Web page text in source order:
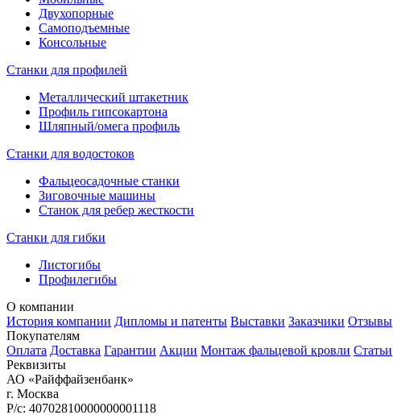
Двухопорные
Самоподъемные
Консольные
Станки для профилей
Металлический штакетник
Профиль гипсокартона
Шляпный/омега профиль
Станки для водостоков
Фальцеосадочные станки
Зиговочные машины
Станок для ребер жесткости
Станки для гибки
Листогибы
Профилегибы
О компании
История компании Дипломы и патенты Выставки Заказчики Отзывы
Покупателям
Оплата Доставка Гарантии Акции Монтаж фальцевой кровли Статьи
Реквизиты
АО «Райффайзенбанк»
г. Москва
Р/с: 40702810000000001118